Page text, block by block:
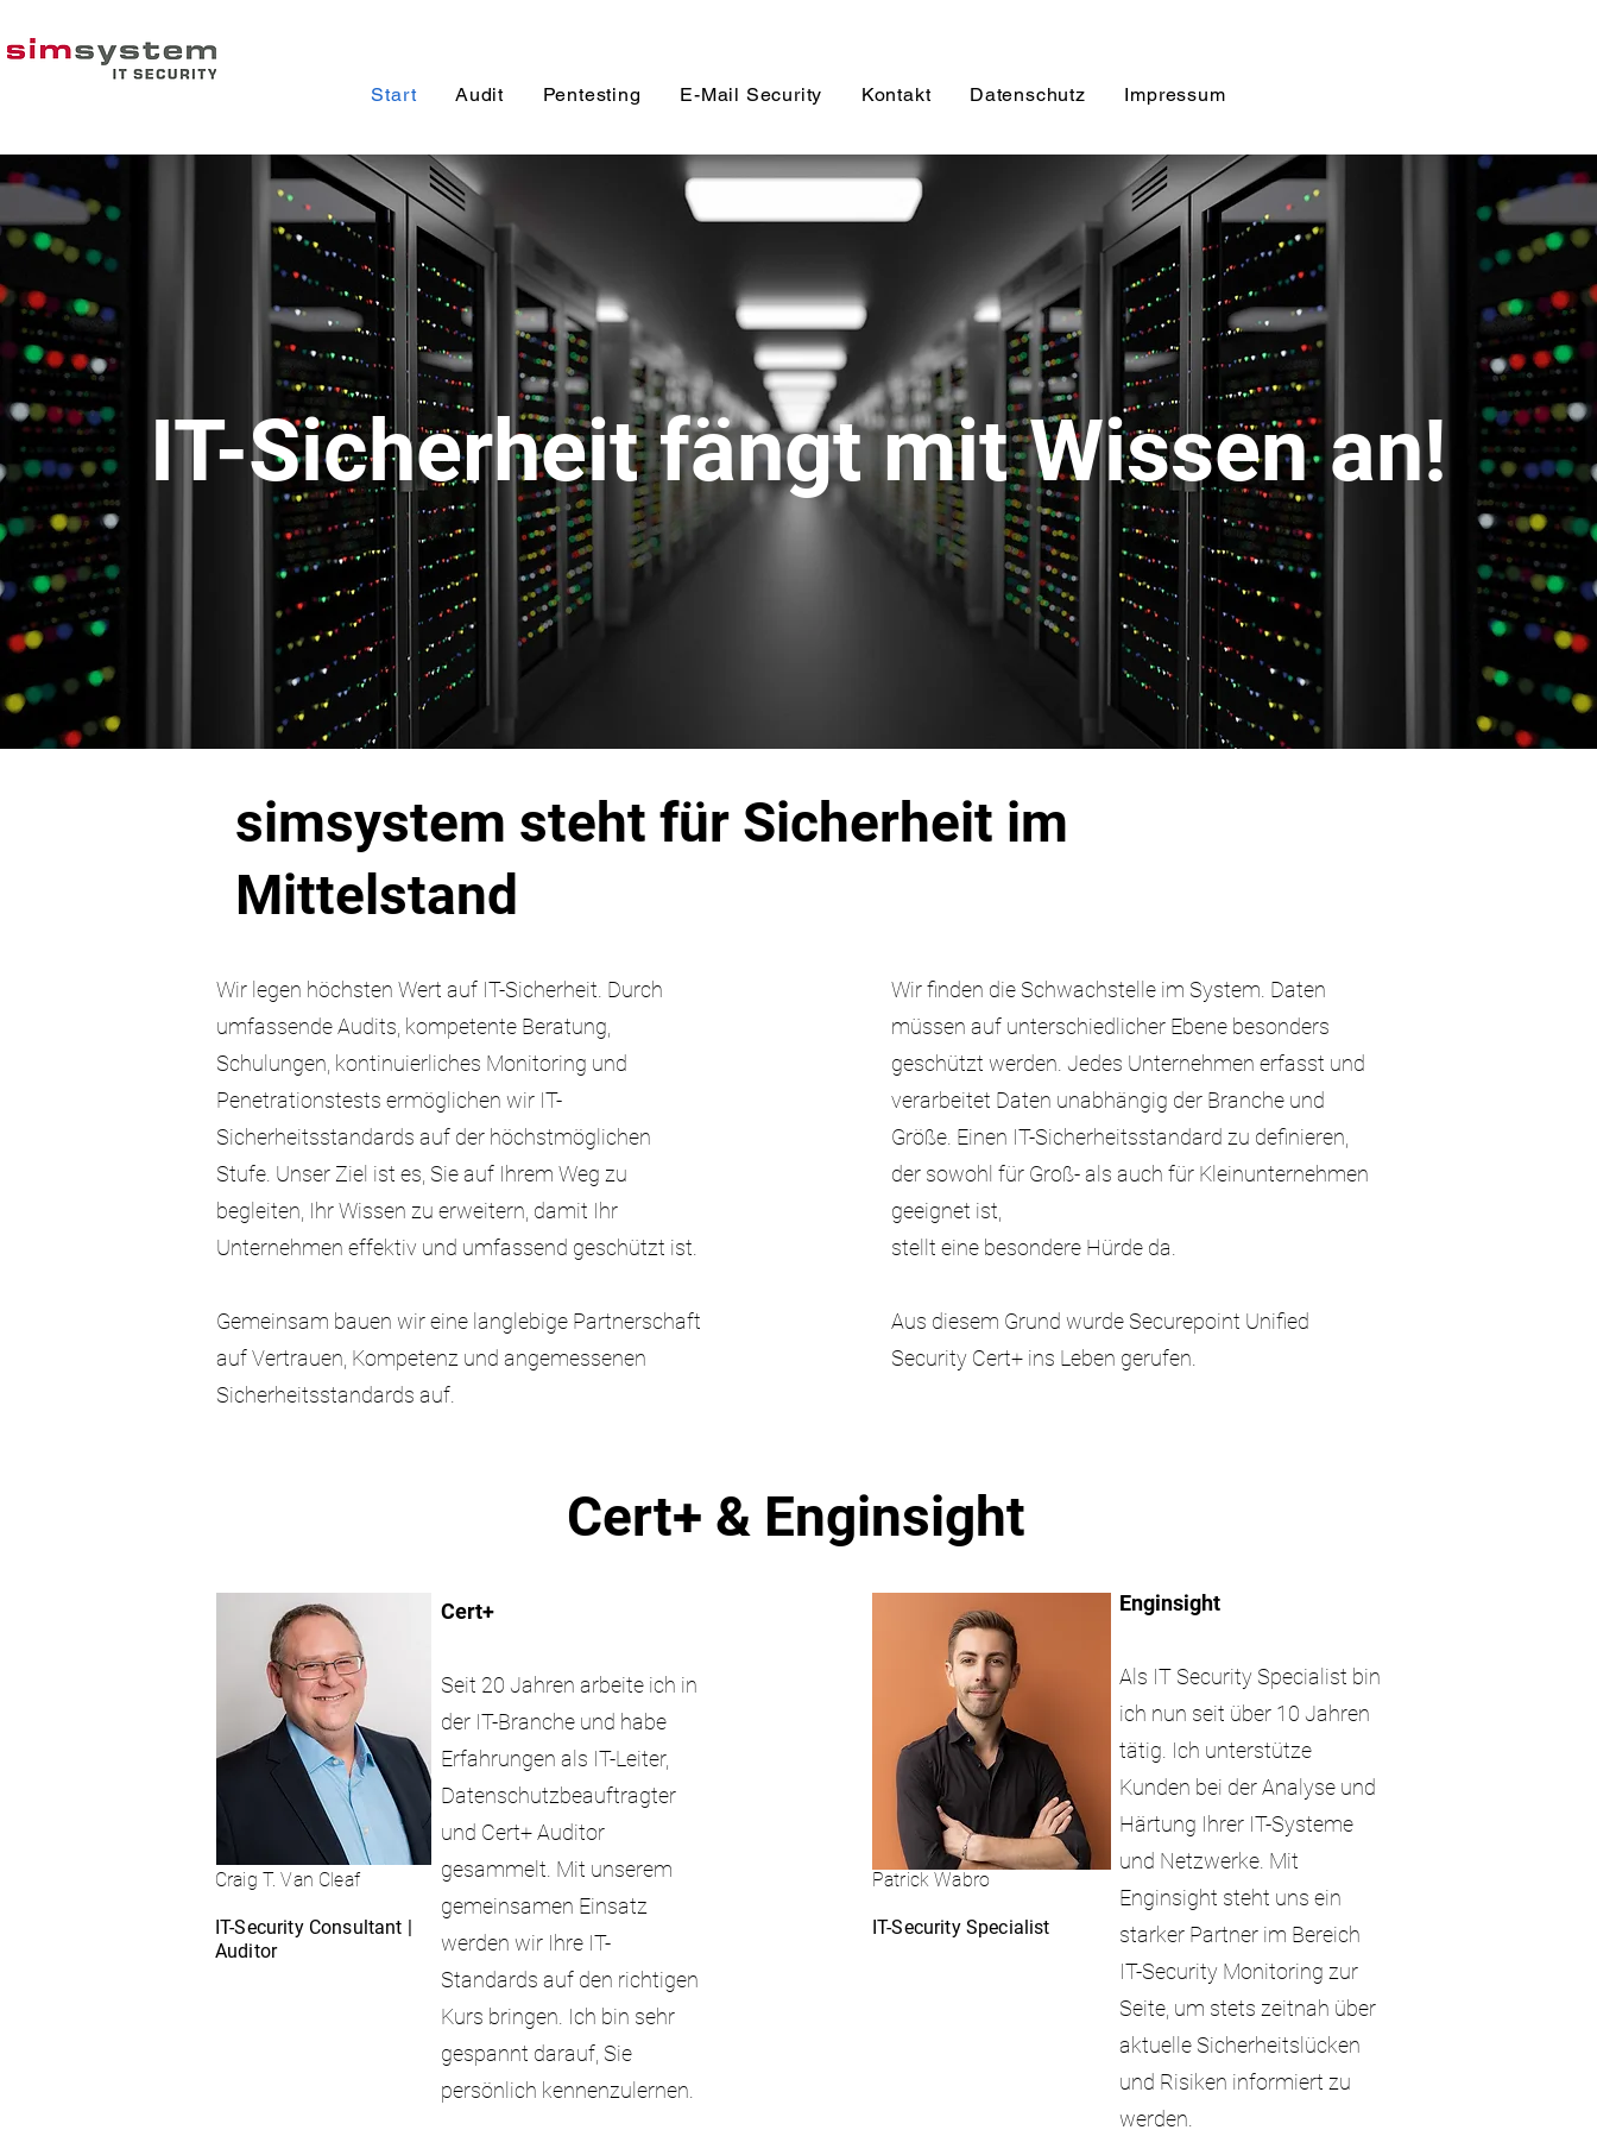
Start Audit Pentesting E-Mail Security Kontakt Datenschutz Impressum
IT-Sicherheit fängt mit Wissen an!
simsystem steht für Sicherheit im
Mittelstand
Wir legen höchsten Wert auf IT-Sicherheit. Durch
umfassende Audits, kompetente Beratung,
Schulungen, kontinuierliches Monitoring und
Penetrationstests ermöglichen wir IT-
Sicherheitsstandards auf der höchstmöglichen
Stufe. Unser Ziel ist es, Sie auf Ihrem Weg zu
begleiten, Ihr Wissen zu erweitern, damit Ihr
Unternehmen effektiv und umfassend geschützt ist.
Gemeinsam bauen wir eine langlebige Partnerschaft
auf Vertrauen, Kompetenz und angemessenen
Sicherheitsstandards auf.
Wir finden die Schwachstelle im System. Daten
müssen auf unterschiedlicher Ebene besonders
geschützt werden. Jedes Unternehmen erfasst und
verarbeitet Daten unabhängig der Branche und
Größe. Einen IT-Sicherheitsstandard zu definieren,
der sowohl für Groß- als auch für Kleinunternehmen
geeignet ist,
stellt eine besondere Hürde da.
Aus diesem Grund wurde Securepoint Unified
Security Cert+ ins Leben gerufen.
Cert+ & Enginsight
Craig T. Van Cleaf
IT-Security Consultant |
Auditor
Cert+
Seit 20 Jahren arbeite ich in
der IT-Branche und habe
Erfahrungen als IT-Leiter,
Datenschutzbeauftragter
und Cert+ Auditor
gesammelt. Mit unserem
gemeinsamen Einsatz
werden wir Ihre IT-
Standards auf den richtigen
Kurs bringen. Ich bin sehr
gespannt darauf, Sie
persönlich kennenzulernen.
Patrick Wabro
IT-Security Specialist
Enginsight
Als IT Security Specialist bin
ich nun seit über 10 Jahren
tätig. Ich unterstütze
Kunden bei der Analyse und
Härtung Ihrer IT-Systeme
und Netzwerke. Mit
Enginsight steht uns ein
starker Partner im Bereich
IT-Security Monitoring zur
Seite, um stets zeitnah über
aktuelle Sicherheits lücken
und Risiken informiert zu
werden.